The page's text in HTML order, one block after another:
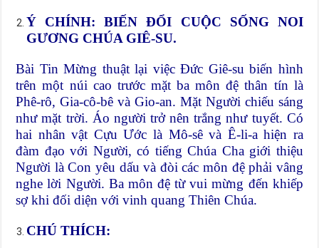
Ý CHÍNH: BIẾN ĐỔI CUỘC SỐNG NOI
GƯƠNG CHÚA GIÊ-SU.
Bài Tin Mừng thuật lại việc Đức Giê-su biến hình
trên một núi cao trước mặt ba môn đệ thân tín là
Phê-rô, Gia-cô-bê và Gio-an. Mặt Người chiếu sáng
như mặt trời. Áo người trở nên trắng như tuyết. Có
hai nhân vật Cựu Ước là Mô-sê và Ê-li-a hiện ra
đàm đạo với Người, có tiếng Chúa Cha giới thiệu
Người là Con yêu dấu và đòi các môn đệ phải vâng
nghe lời Người. Ba môn đệ từ vui mừng đến khiếp
sợ khi đối diện với vinh quang Thiên Chúa.
CHÚ THÍCH: